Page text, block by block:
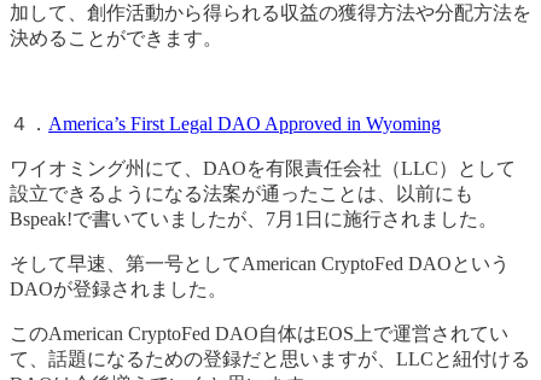
加して、創作活動から得られる収益の獲得方法や分配方法を
決めることができます。
４． America’s First Legal DAO Approved in Wyoming
ワイオミング州にて、DAOを有限責任会社（LLC）として
設立できるようになる法案が通ったことは、以前にも
Bspeak!で書いていましたが、7月1日に施行されました。
そして早速、第一号としてAmerican CryptoFed DAOという
DAOが登録されました。
このAmerican CryptoFed DAO自体はEOS上で運営されてい
て、話題になるための登録だと思いますが、LLCと紐付ける